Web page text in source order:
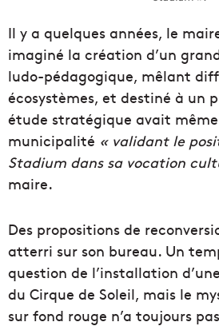
Il y a quelques années, le
imaginé la création d’un
ludo-pédagogique, mêlant
écosystèmes, et destiné à un
étude stratégique avait
municipalité « validant le
Stadium dans sa vocation
maire.
Des propositions de
atterri sur son bureau. Un
question de l’installation
du Cirque de Soleil, mais le
sur fond rouge n’a toujours